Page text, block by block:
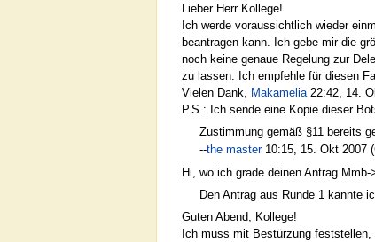
Lieber Herr Kollege!
Ich werde voraussichtlich wieder
beantragen kann. Ich gebe mir die
noch keine genaue Regelung zur
zu lassen. Ich empfehle für diesen
Vielen Dank, Makamelia 22:42, 14.
P.S.: Ich sende eine Kopie dieser
Zustimmung gemäß §11 bereits
--the master10:15, 15. Okt 2007
Hi, wo ich grade deinen Antrag
Den Antrag aus Runde 1 kannte
Guten Abend, Kollege!
Ich muss mit Bestürzung